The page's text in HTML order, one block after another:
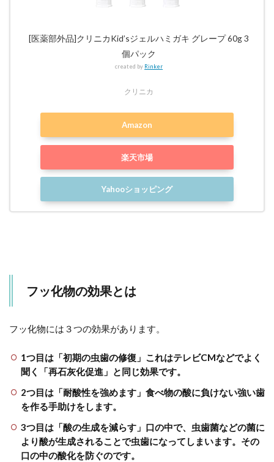
[医薬部外品]クリニカKid’sジェルハミガキ グレープ 60g 3
個パック
created by Rinker
クリニカ
Amazon
楽天市場
Yahooショッピング
フッ化物の効果とは
フッ化物には３つの効果があります。
1つ目は「初期の虫歯の修復」これはテレビCMなどでよく
聞く「再石灰化促進」と同じ効果です。
2つ目は「耐酸性を強めます」食べ物の酸に負けない強い歯
を作る手助けをします。
3つ目は「酸の生成を減らす」口の中で、虫歯菌などの菌に
より酸が生成されることで虫歯になってしまいます。その
口の中の酸化を防ぐのです。